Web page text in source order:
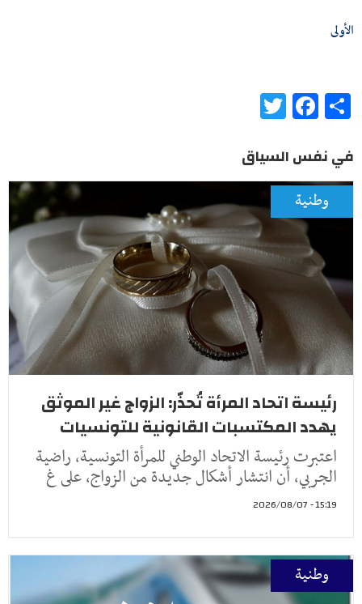
الأولى
Share
Facebook
في نفس السياق
وطنية
رئيسة اتحاد المرأة تُحذّر: الزواج غير الموثق
يهدد المكتسبات القانونية للتونسيات
اعتبرت رئيسة الاتحاد الوطني للمرأة التونسية، راضية
الجربي، أن انتشار أشكال جديدة من الزواج، على غ
15:19 - 2026/08/07
وطنية